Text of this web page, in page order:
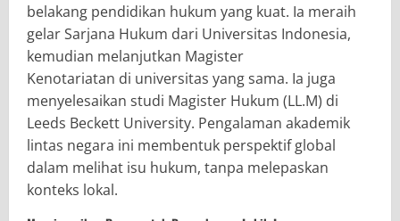
belakang pendidikan hukum yang kuat. Ia meraih
gelar Sarjana Hukum dari Universitas Indonesia,
kemudian melanjutkan Magister
Kenotariatan di universitas yang sama. Ia juga
menyelesaikan studi Magister Hukum (LL.M) di
Leeds Beckett University. Pengalaman akademik
lintas negara ini membentuk perspektif global
dalam melihat isu hukum, tanpa melepaskan
konteks lokal.